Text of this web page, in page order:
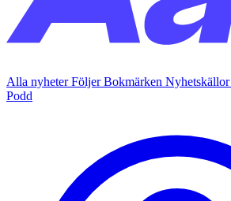
Alla nyheterFöljerBokmärken Nyhetskällor
Podd